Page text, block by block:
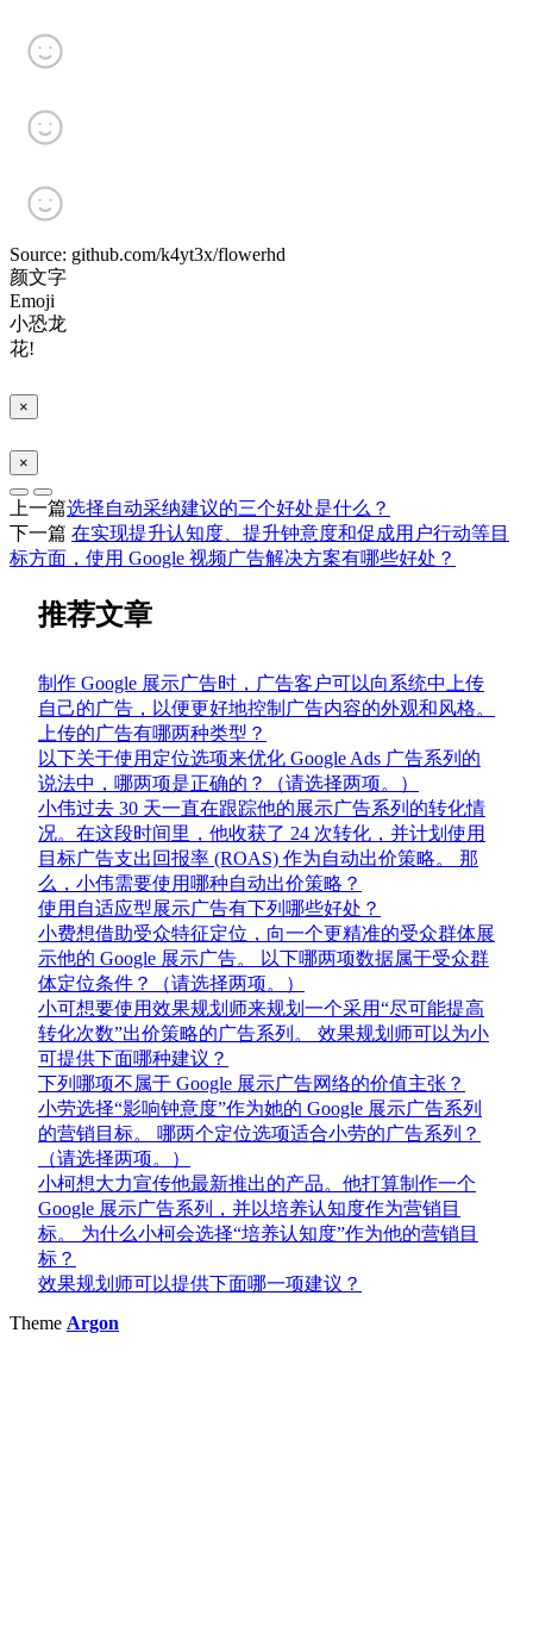
Source: github.com/k4yt3x/flowerhd
颜文字
Emoji
小恐龙
花!
×
×
上一篇选择自动采纳建议的三个好处是什么？
下一篇 在实现提升认知度、提升钟意度和促成用户行动等目
标方面，使用 Google 视频广告解决方案有哪些好处？
推荐文章
制作 Google 展示广告时，广告客户可以向系统中上传
自己的广告，以便更好地控制广告内容的外观和风格。
上传的广告有哪两种类型？
以下关于使用定位选项来优化 Google Ads 广告系列的
说法中，哪两项是正确的？（请选择两项。）
小伟过去 30 天一直在跟踪他的展示广告系列的转化情
况。在这段时间里，他收获了 24 次转化，并计划使用
目标广告支出回报率 (ROAS) 作为自动出价策略。 那
么，小伟需要使用哪种自动出价策略？
使用自适应型展示广告有下列哪些好处？
小费想借助受众特征定位，向一个更精准的受众群体展
示他的 Google 展示广告。 以下哪两项数据属于受众群
体定位条件？（请选择两项。）
小可想要使用效果规划师来规划一个采用“尽可能提高
转化次数”出价策略的广告系列。 效果规划师可以为小
可提供下面哪种建议？
下列哪项不属于 Google 展示广告网络的价值主张？
小劳选择“影响钟意度”作为她的 Google 展示广告系列
的营销目标。 哪两个定位选项适合小劳的广告系列？
（请选择两项。）
小柯想大力宣传他最新推出的产品。他打算制作一个
Google 展示广告系列，并以培养认知度作为营销目
标。 为什么小柯会选择“培养认知度”作为他的营销目
标？
效果规划师可以提供下面哪一项建议？
Theme Argon